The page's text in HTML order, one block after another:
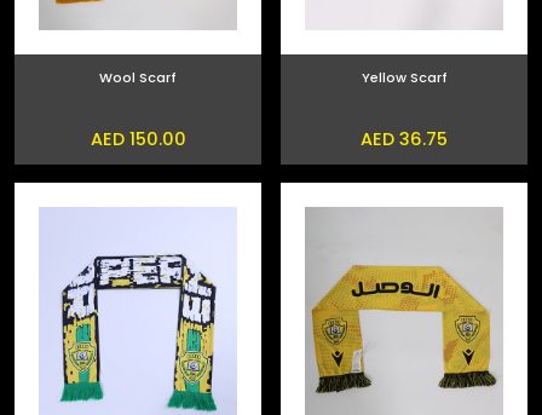
Yellow Scarf
AED 36.75
Wool Scarf
AED 150.00